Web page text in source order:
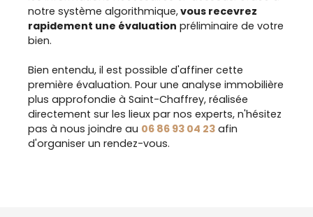
notre système algorithmique,vous recevrez
rapidement une évaluation préliminaire de votre
bien.
Bien entendu, il est possible d'affiner cette
première évaluation. Pour une analyse immobilière
plus approfondie à Saint-Chaffrey, réalisée
directement sur les lieux par nos experts, n'hésitez
pas à nous joindre au 06 86 93 04 23 afin
d'organiser un rendez-vous.